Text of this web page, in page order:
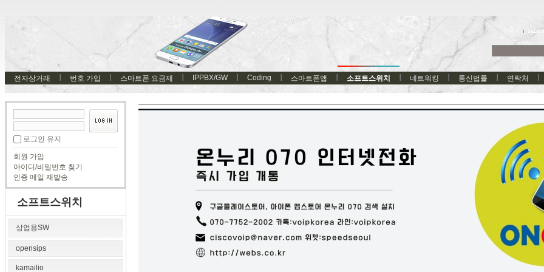
전자상거래 번호 가입 스마트폰 요금제 IPPBX/GW Coding 스마트폰앱 소프트스위치 네트워킹 통신법률 연락처
로그인 유지
회원 가입
아이디/비밀번호 찾기
인증 메일 재발송
소프트스위치
상업용SW
opensips
kamailio